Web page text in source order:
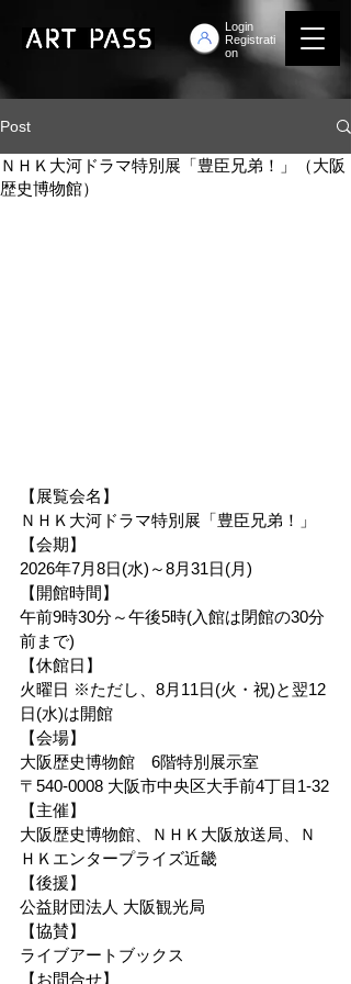
Login
Registrati
on
Post
ＮＨＫ大河ドラマ特別展「豊臣兄弟！」（大阪
歴史博物館）
【展覧会名】
ＮＨＫ大河ドラマ特別展「豊臣兄弟！」
【会期】
2026年7月8日(水)～8月31日(月)
【開館時間】
午前9時30分～午後5時(入館は閉館の30分
前まで)
【休館日】
火曜日 ※ただし、8月11日(火・祝)と翌12
日(水)は開館
【会場】
大阪歴史博物館　6階特別展示室
〒540-0008 大阪市中央区大手前4丁目1-32
【主催】
大阪歴史博物館、ＮＨＫ大阪放送局、Ｎ
ＨＫエンタープライズ近畿
【後援】
公益財団法人 大阪観光局
【協賛】
ライブアートブックス
【お問合せ】